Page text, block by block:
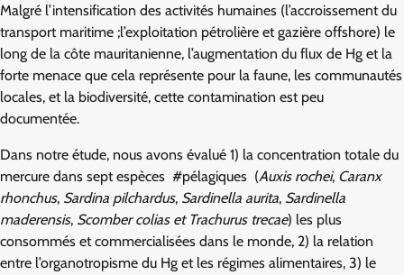
Malgré l’intensification des activités humaines (l’accroissement du
transport maritime ;l’exploitation pétrolière et gazière offshore) le
long de la côte mauritanienne, l’augmentation du flux de Hg et la
forte menace que cela représente pour la faune, les communautés
locales, et la biodiversité, cette contamination est peu
documentée.
Dans notre étude, nous avons évalué 1) la concentration totale du
mercure dans sept espèces #pélagiques (Auxis rochei, Caranx
rhonchus, Sardina pilchardus, Sardinella aurita, Sardinella
maderensis, Scomber colias et Trachurus trecae) les plus
consommés et commercialisées dans le monde, 2) la relation
entre l’organotropisme du Hg et les régimes alimentaires, 3) le